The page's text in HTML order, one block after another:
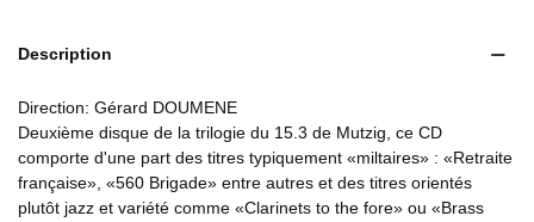
Description
Direction: Gérard DOUMENE
Deuxième disque de la trilogie du 15.3 de Mutzig, ce CD
comporte d'une part des titres typiquement «miltaires» : «Retraite
française», «560 Brigade» entre autres et des titres orientés
plutôt jazz et variété comme «Clarinets to the fore» ou «Brass